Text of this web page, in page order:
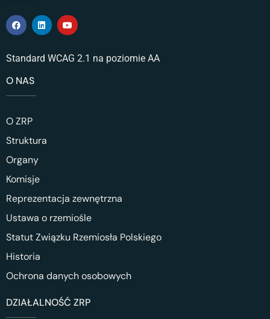
Standard WCAG 2.1 na poziomie AA
O NAS
O ZRP
Struktura
Organy
Komisje
Reprezentacja zewnętrzna
Ustawa o rzemiośle
Statut Związku Rzemiosła Polskiego
Historia
Ochrona danych osobowych
DZIAŁALNOŚĆ ZRP